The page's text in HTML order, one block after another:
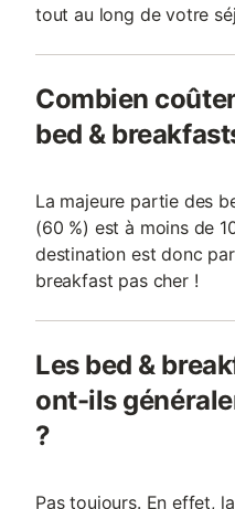
tout au long de votre
Combien
bed &
La majeure partie des
(60 %) est à moins de
destination est donc
breakfast pas cher !
Les bed &
ont-ils
?
Pas toujours. En effet,